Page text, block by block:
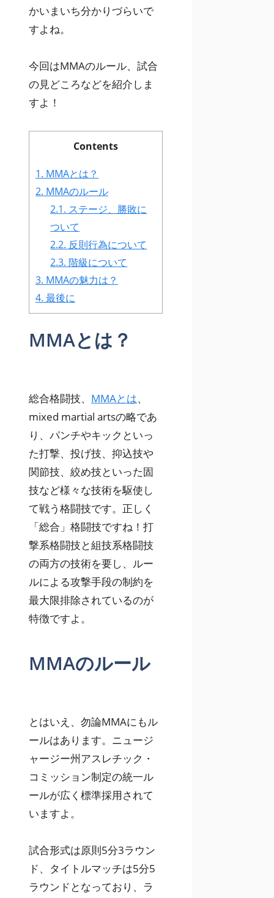
かいまいち分かりづらいで
すよね。
今回はMMAのルール、試合
の見どころなどを紹介しま
すよ！
Contents
1. MMAとは？
2. MMAのルール
2.1. ステージ、勝敗に
ついて
2.2. 反則行為について
2.3. 階級について
3. MMAの魅力は？
4. 最後に
MMAとは？
総合格闘技、 MMAとは、
mixed martial artsの略であ
り、パンチやキックといっ
た打撃、投げ技、抑込技や
関節技、絞め技といった固
技など様々な技術を駆使し
て戦う格闘技です。正しく
「総合」格闘技ですね！打
撃系格闘技と組技系格闘技
の両方の技術を要し、ルー
ルによる攻撃手段の制約を
最大限排除されているのが
特徴ですよ。
MMAのルール
とはいえ、勿論MMAにもル
ールはあります。ニュージ
ャージー州アスレチック・
コミッション制定の統一ル
ールが広く標準採用されて
いますよ。
試合形式は原則5分3ラウン
ド、タイトルマッチは5分5
ラウンドとなっており、ラ